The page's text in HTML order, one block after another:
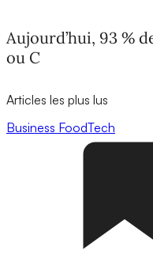
Aujourd’hui, 93 %
ou C
Articles les plus lus
Business FoodTech